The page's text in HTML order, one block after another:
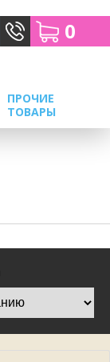
0
ПРОЧИЕ
ТОВАРЫ